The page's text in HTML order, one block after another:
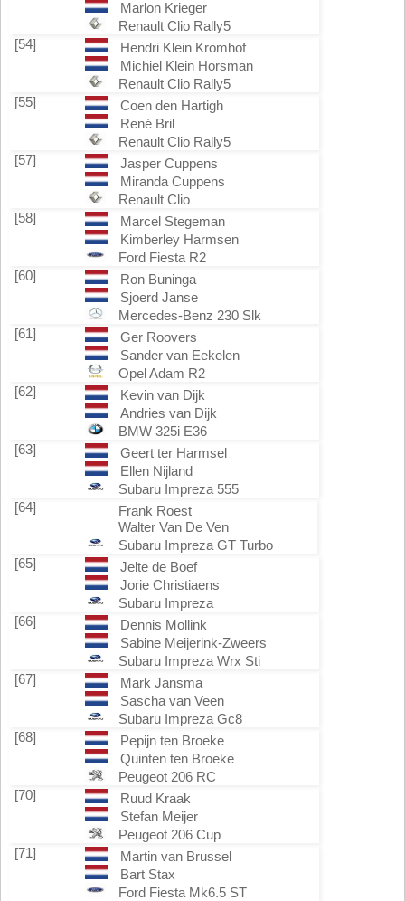
Marlon Krieger
Renault Clio Rally5
[54]
Hendri Klein Kromhof
Michiel Klein Horsman
Renault Clio Rally5
[55]
Coen den Hartigh
René Bril
Renault Clio Rally5
[57]
Jasper Cuppens
Miranda Cuppens
Renault Clio
[58]
Marcel Stegeman
Kimberley Harmsen
Ford Fiesta R2
[60]
Ron Buninga
Sjoerd Janse
Mercedes-Benz 230 Slk
[61]
Ger Roovers
Sander van Eekelen
Opel Adam R2
[62]
Kevin van Dijk
Andries van Dijk
BMW 325i E36
[63]
Geert ter Harmsel
Ellen Nijland
Subaru Impreza 555
[64]
Frank Roest
Walter Van De Ven
Subaru Impreza GT Turbo
[65]
Jelte de Boef
Jorie Christiaens
Subaru Impreza
[66]
Dennis Mollink
Sabine Meijerink-Zweers
Subaru Impreza Wrx Sti
[67]
Mark Jansma
Sascha van Veen
Subaru Impreza Gc8
[68]
Pepijn ten Broeke
Quinten ten Broeke
Peugeot 206 RC
[70]
Ruud Kraak
Stefan Meijer
Peugeot 206 Cup
[71]
Martin van Brussel
Bart Stax
Ford Fiesta Mk6.5 ST